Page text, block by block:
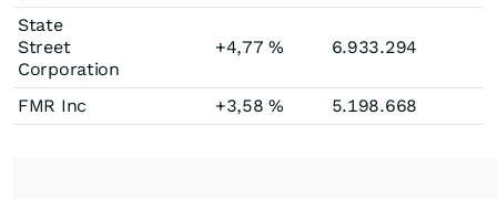
State
Street
Corporation
+4,77% 6.933.294
FMR Inc +3,58% 5.198.668